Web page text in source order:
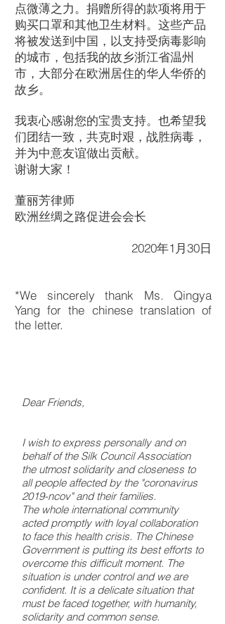
Dear Friends,
I wish to express personally and on
behalf of the Silk Council Association
the utmost solidarity and closeness to
all people affected by the "coronavirus
2019-ncov" and their families.
The whole international community
acted promptly with loyal collaboration
to face this health crisis. The Chinese
Government is putting its best efforts to
overcome this difficult moment. The
situation is under control and we are
confident. It is a delicate situation that
must be faced together, with humanity,
solidarity and common sense.
点微薄之力。捐赠所得的款项将用于
购买口罩和其他卫生材料。这些产品
将被发送到中国，以支持受病毒影响
的城市，包括我的故乡浙江省温州
市，大部分在欧洲居住的华人华侨的
故乡。
我衷心感谢您的宝贵支持。也希望我
们团结一致，共克时艰，战胜病毒，
并为中意友谊做出贡献。
谢谢大家！
董丽芳律师
欧洲丝绸之路促进会会长
2020年1月30日
*We sincerely thank Ms. Qingya
Yang for the chinese translation of
the letter.